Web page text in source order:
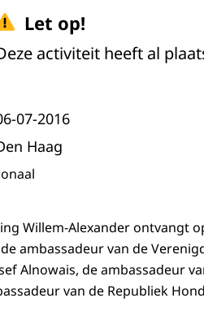
Let op!
activiteit heeft al
07-2016
Haag
Willem-Alexander ontvangt
ambassadeur van de
Alnowais, de ambassadeur
van de Republiek